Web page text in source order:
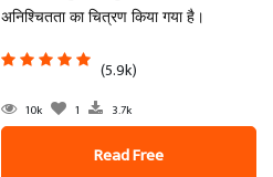
अनिश्चितता का चित्रण किया गया है।
(5.9k)
10k 1 3.7k
Read Free